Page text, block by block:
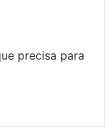
precisa para